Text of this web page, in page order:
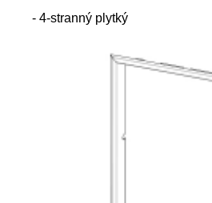
- 4-stranný plytký